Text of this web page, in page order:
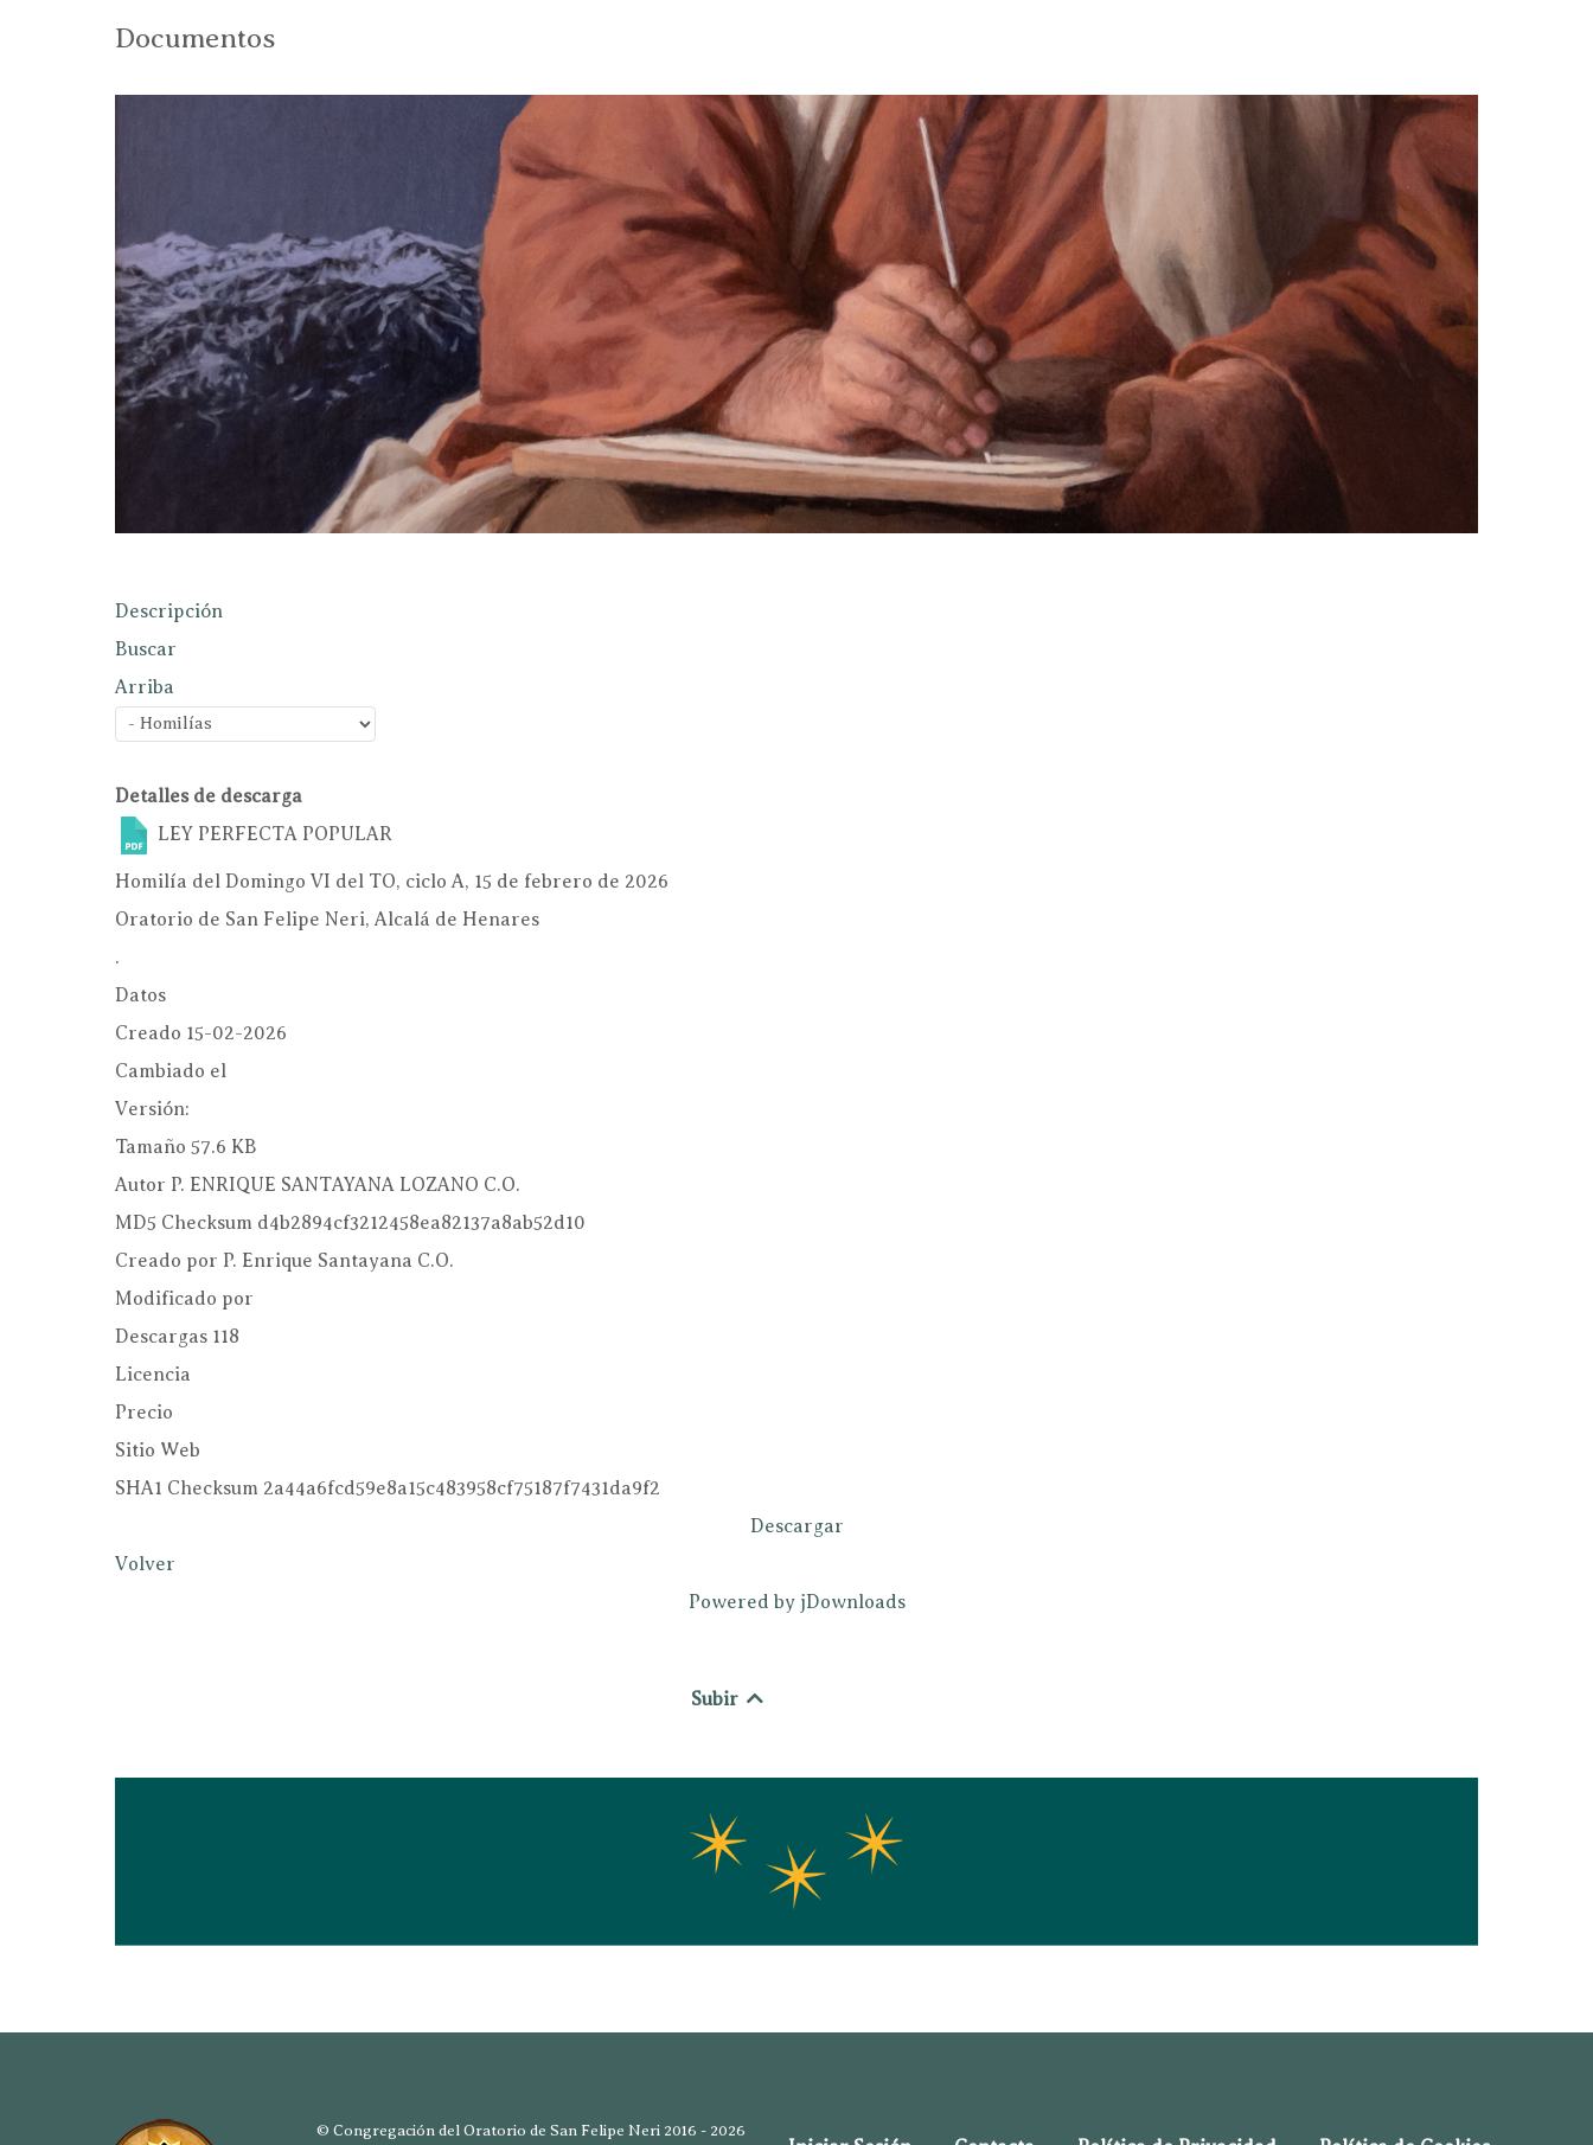
Documentos
Descripción
Buscar
Arriba
Detalles de descarga
LEY PERFECTA POPULAR
Homilía del Domingo VI del TO, ciclo A, 15 de febrero de 2026
Oratorio de San Felipe Neri, Alcalá de Henares
.
Datos
Creado 15-02-2026
Cambiado el
Versión:
Tamaño 57.6 KB
Autor P. ENRIQUE SANTAYANA LOZANO C.O.
MD5 Checksum d4b2894cf3212458ea82137a8ab52d10
Creado por P. Enrique Santayana C.O.
Modificado por
Descargas 118
Licencia
Precio
Sitio Web
SHA1 Checksum 2a44a6fcd59e8a15c483958cf75187f7431da9f2
Descargar
Volver
Powered by jDownloads
Subir
© Congregación del Oratorio de San Felipe Neri 2016 - 2026